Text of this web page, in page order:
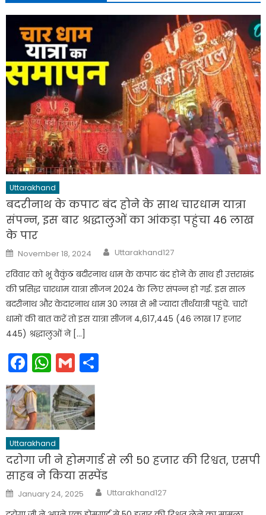
Uttarakhand
बदरीनाथ के कपाट बंद होने के साथ चारधाम यात्रा
संपन्न, इस बार श्रद्धालुओं का आंकड़ा पहुंचा 46 लाख
के पार
Posted
on
November 18, 2024 Author
Uttarakhand127
रविवार को भू वैकुंठ बदीरनाथ धाम के कपाट बंद होने के साथ ही उत्तराखंड
की प्रसिद्ध चारधाम यात्रा सीजन 2024 के लिए संपन्न हो गई. इस साल
बदरीनाथ और केदारनाथ धाम 30 लाख से भी ज्यादा तीर्थयात्री पहुंचे. चारों
धामों की बात करें तो इस यात्रा सीजन 4,617,445 (46 लाख 17 हजार
445) श्रद्धालुओं ने […]
Facebook
WhatsApp
Gmail
Uttarakhand
दरोगा जी ने होमगार्ड से ली 50 हजार की रिश्वत, एसपी
साहब ने किया सस्पेंड
Posted
on
January 24, 2025 Author
Uttarakhand127